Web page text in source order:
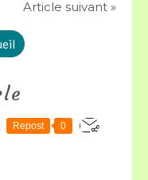
Article suivant »
Repost 0